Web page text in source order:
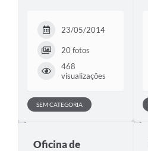
23/05/2014
20 fotos
468
visualizações
SEM CATEGORIA
Oficina de